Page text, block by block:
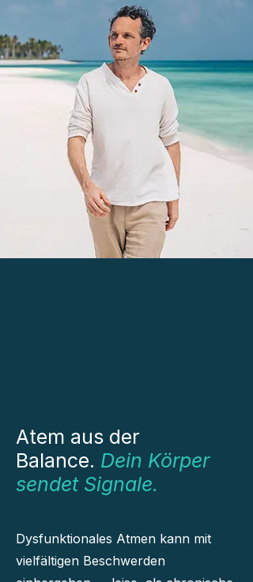
Atem aus der
Balance. Dein Körper
sendet Signale.
Dysfunktionales Atmen kann mit
vielfältigen Beschwerden